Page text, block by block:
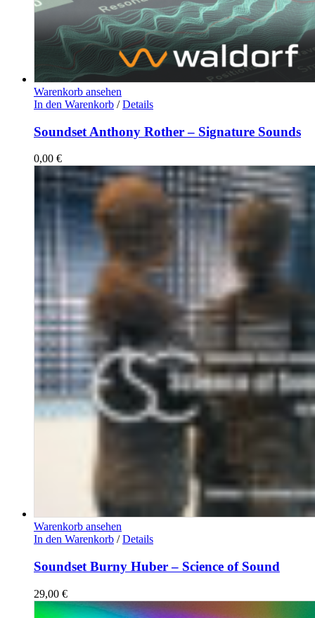
Warenkorb ansehen
In den Warenkorb / Details
Soundset Anthony Rother – Signature Sounds
0,00 €
Warenkorb ansehen
In den Warenkorb / Details
Soundset Burny Huber – Science of Sound
29,00 €